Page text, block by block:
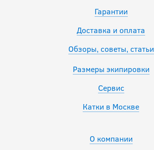
Гарантии
Доставка и оплата
Обзоры, советы, статьи
Размеры экипировки
Сервис
Катки в Москве
О компании